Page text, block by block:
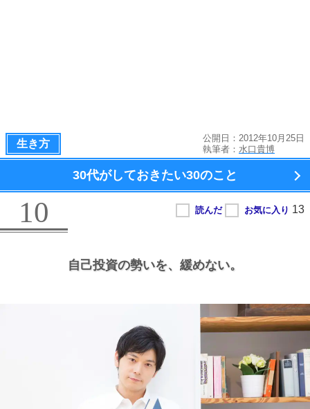
生き方
公開日：2012年10月25日
執筆者： 水口貴博
30代がしておきたい30のこと
10
自己投資の勢いを、 緩めない。